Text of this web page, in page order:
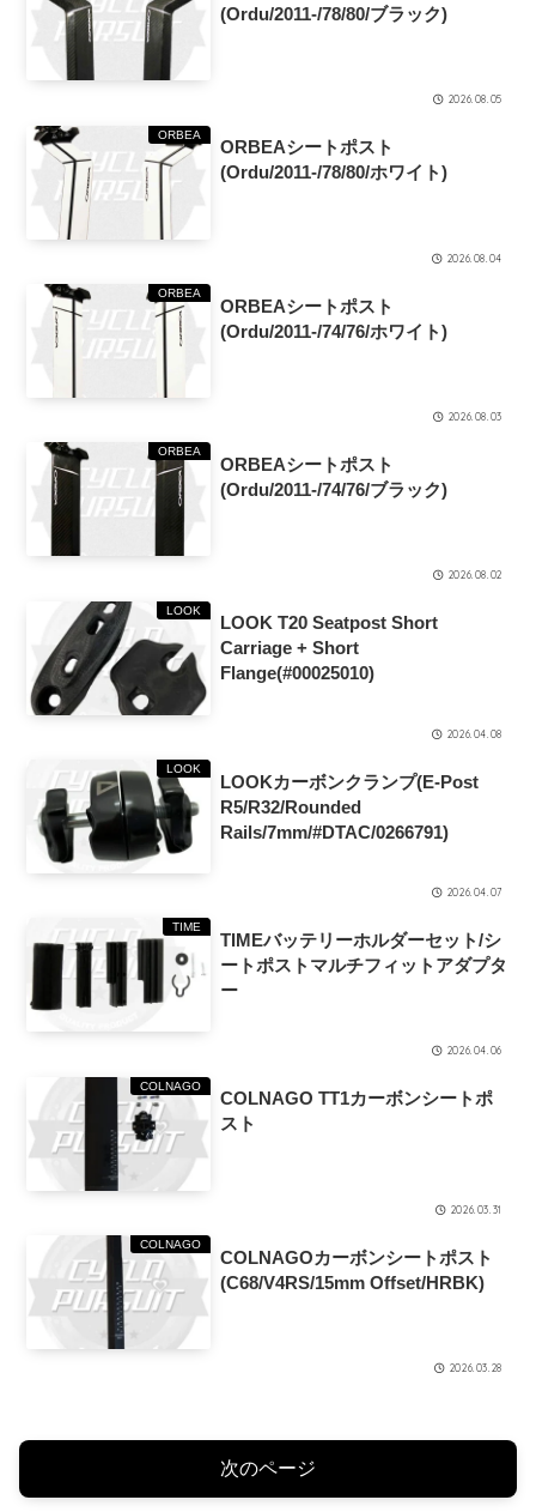
(Ordu/2011-/78/80/ブラック)
2026.08.05
ORBEA
ORBEAシートポスト
(Ordu/2011-/78/80/ホワイト)
2026.08.04
ORBEA
ORBEAシートポスト
(Ordu/2011-/74/76/ホワイト)
2026.08.03
ORBEA
ORBEAシートポスト
(Ordu/2011-/74/76/ブラック)
2026.08.02
LOOK
LOOK T20 Seatpost Short
Carriage + Short
Flange(#00025010)
2026.04.08
LOOK
LOOKカーボンクランプ(E-Post
R5/R32/Rounded
Rails/7mm/#DTAC/0266791)
2026.04.07
TIME
TIMEバッテリーホルダーセット/シ
ートポストマルチフィットアダプタ
ー
2026.04.06
COLNAGO
COLNAGO TT1カーボンシートポ
スト
2026.03.31
COLNAGO
COLNAGOカーボンシートポスト
(C68/V4RS/15mm Offset/HRBK)
2026.03.28
次のページ